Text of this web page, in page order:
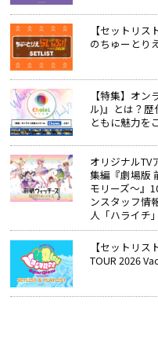
【セットリ
のちゅーとり
【特集】オ
ル)』とは？歴
ともに魅力を
オリジナルTV
集編『劇場版
モリーズ～』
ンスタッフ情
人「ハライチ
【セットリ
TOUR 2026